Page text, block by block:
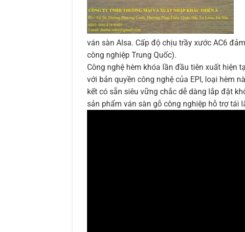
ván sàn Alsa. Cấp độ chịu trầy xước AC6
công nghiệp Trung Quốc).
Công nghệ hèm khóa lần đầu tiên xuất hiện
với bản quyền công nghệ của EPI, loại hèm
kết có sẵn siêu vững chắc dễ dàng lắp đặt
sản phẩm ván sàn gỗ công nghiệp hỗ trợ tái